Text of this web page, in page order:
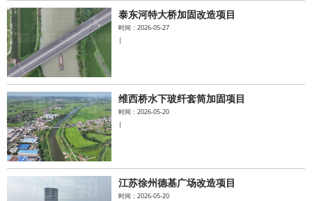
泰东河特大桥加固改造项目
时间：2026-05-27
|
维西桥水下玻纤套筒加固项目
时间：2026-05-20
|
江苏徐州德基广场改造项目
时间：2026-05-20